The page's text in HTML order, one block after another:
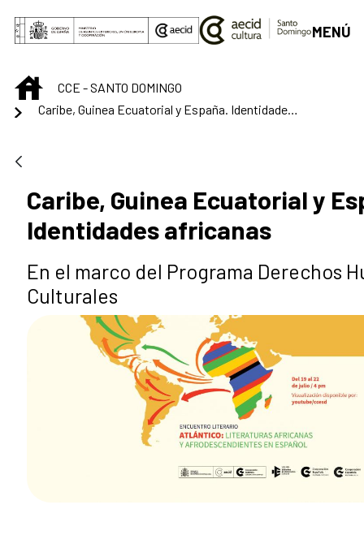
Saltar al contenido principal
MENÚ
INICIOCCE - SANTO DOMINGO
Caribe, Guinea Ecuatorial y España. Identidades africanas
Caribe, Guinea Ecuatorial y
Identidades africanas
En el marco del Programa Derechos
Culturales